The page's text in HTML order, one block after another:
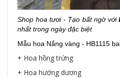
Shop hoa tươi - Tạo bất ngờ với
nhất trong ngày đặc biệt
Mẫu hoa Nắng vàng - HB1115
+ Hoa hồng trứng
+ Hoa hướng dương